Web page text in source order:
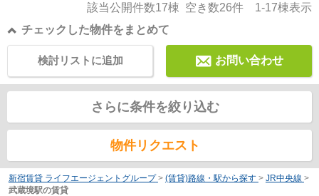
該当公開件数17棟 空き数26件 1-17棟表示
チェックした物件をまとめて
お問い合わせ
検討リストに追加
さらに条件を絞り込む
物件リクエスト
新宿賃貸 ライフエージェントグループ > (賃貸)路線・駅から探す > JR中央線 >
武蔵境駅の賃貸